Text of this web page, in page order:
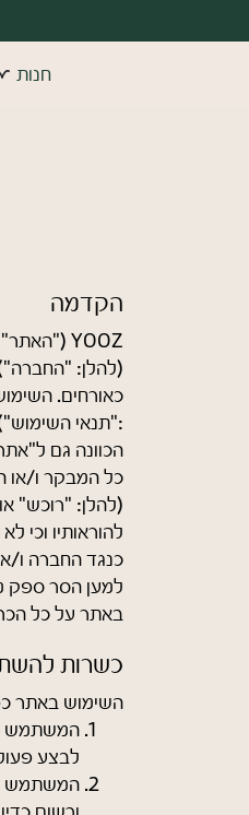
חנות
הקדמה
(להלן:
כאורחים.
:"תנאי
הכוונה גם
כל המבקר ו/או
(להלן: "רוכש"
להוראותיו וכי
כנגד החברה ו/
למען הסר ספק
באתר על כל
כשרות
השימוש באתר
לבצע
המשתמש